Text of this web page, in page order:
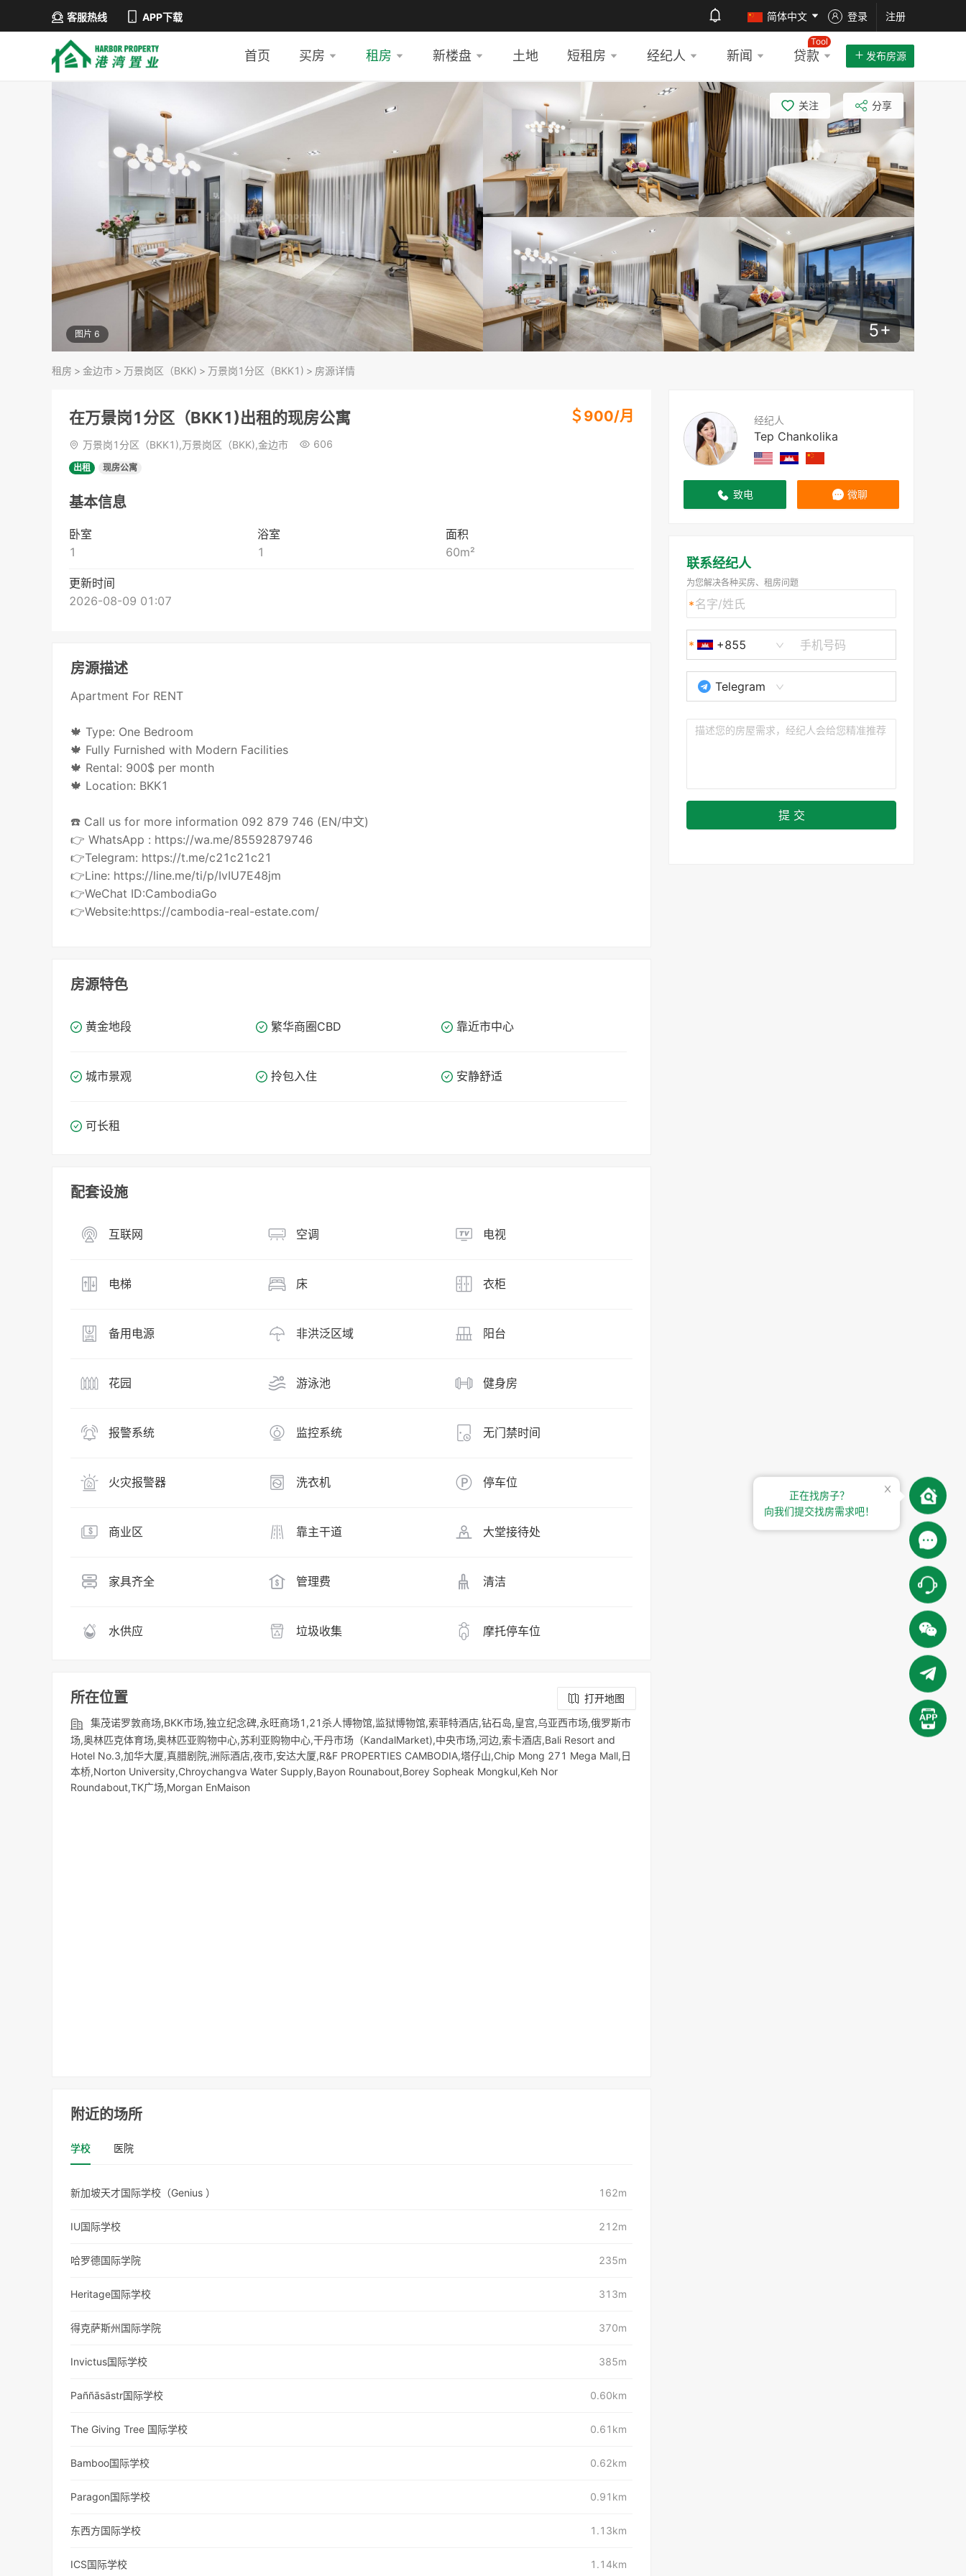
客服热线 APP下载 简体中文 登录 注册
首页 买房 租房 新楼盘 土地 短租房 经纪人 新闻 贷款
Tool
发布房源
图片 6 5+
关注 分享
租房 > 金边市 > 万景岗区（BKK) > 万景岗1分区（BKK1) > 房源详情
经纪人
Tep Chankolika
致电 微聊
联系经纪人
为您解决各种买房、租房问题
+855
Telegram
提 交
在万景岗1分区（BKK1)出租的现房公寓 ＄ 900/月
万景岗1分区（BKK1),万景岗区（BKK),金边市 606
出租 现房公寓
基本信息
卧室
1
浴室
1
面积
60m²
更新时间
2026-08-09 01:07
房源描述
Apartment For RENT
🍁 Type: One Bedroom
🍁 Fully Furnished with Modern Facilities
🍁 Rental: 900$ per month
🍁 Location: BKK1
☎️ Call us for more information 092 879 746 (EN/中文)
👉 WhatsApp : https://wa.me/85592879746
👉Telegram: https://t.me/c21c21c21
👉Line: https://line.me/ti/p/IvIU7E48jm
👉WeChat ID:CambodiaGo
👉Website:https://cambodia-real-estate.com/
房源特色
黄金地段 繁华商圈​​CBD 靠近市中心
城市景观 拎包入住 安静舒适
可长租
配套设施
互联网 空调 电视
电梯 床 衣柜
备用电源 非洪泛区域 阳台
花园 游泳池 健身房
报警系统 监控系统 无门禁时间
火灾报警器 洗衣机 停车位
商业区 靠主干道 大堂接待处
家具齐全 管理费 清洁
水供应 垃圾收集 摩托停车位
所在位置
打开地图
集茂诺罗敦商场,BKK市场,独立纪念碑,永旺商场1,21杀人博物馆,监狱博物馆,索菲特酒店,钻石岛,皇宫,乌亚西市场,俄罗斯市
场,奥林匹克体育场,奥林匹亚购物中心,苏利亚购物中心,干丹市场（KandalMarket),中央市场,河边,索卡酒店,Bali Resort and
Hotel No.3,加华大厦,真腊剧院,洲际酒店,夜市,安达大厦,R&F PROPERTIES CAMBODIA,塔仔山,Chip Mong 271 Mega Mall,日
本桥,Norton University,Chroychangva Water Supply,Bayon Rounabout,Borey Sopheak Mongkul,Keh Nor
Roundabout,TK广场,Morgan EnMaison
附近的场所
学校 医院
新加坡天才国际学校（Genius ） 162m
IU国际学校 212m
哈罗德国际学院 235m
Heritage国际学校 313m
得克萨斯州国际学院 370m
Invictus国际学校 385m
Paññāsāstr国际学校 0.60km
The Giving Tree 国际学校 0.61km
Bamboo国际学校 0.62km
Paragon国际学校 0.91km
东西方国际学校 1.13km
ICS国际学校 1.14km
正在找房子？
向我们提交找房需求吧！